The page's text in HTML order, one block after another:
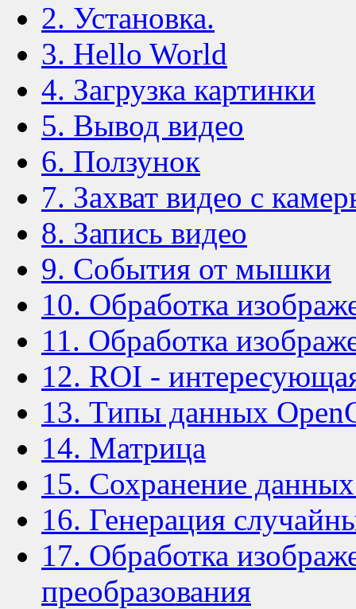
2. Установка.
3. Hello World
4. Загрузка картинки
5. Вывод видео
6. Ползунок
7. Захват видео с
8. Запись видео
9. События от мышки
10. Обработка
11. Обработка
12. ROI -
13. Типы данных
14. Матрица
15. Сохранение
16. Генерация
17. Обработка
преобразования